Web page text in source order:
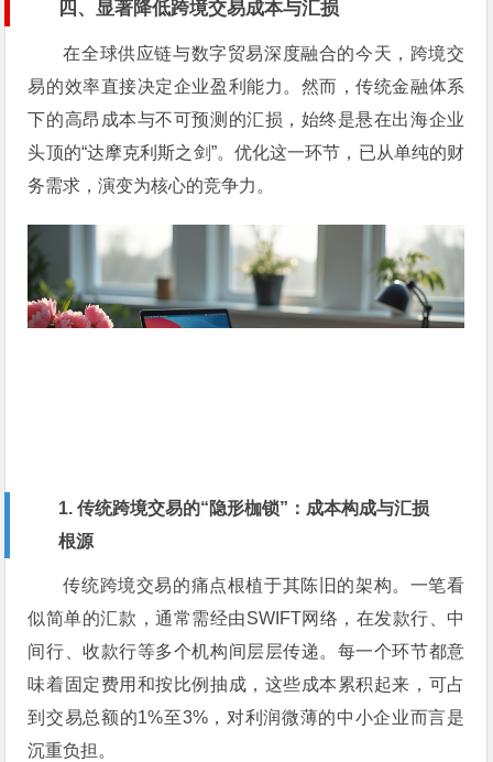
四、显著降低跨境交易成本与汇损
在全球供应链与数字贸易深度融合的今天，跨境交
易的效率直接决定企业盈利能力。然而，传统金融体系
下的高昂成本与不可预测的汇损，始终是悬在出海企业
头顶的“达摩克利斯之剑”。优化这一环节，已从单纯的财
务需求，演变为核心的竞争力。
1. 传统跨境交易的“隐形枷锁”：成本构成与汇损
根源
传统跨境交易的痛点根植于其陈旧的架构。一笔看
似简单的汇款，通常需经由SWIFT网络，在发款行、中
间行、收款行等多个机构间层层传递。每一个环节都意
味着固定费用和按比例抽成，这些成本累积起来，可占
到交易总额的1%至3%，对利润微薄的中小企业而言是
沉重负担。